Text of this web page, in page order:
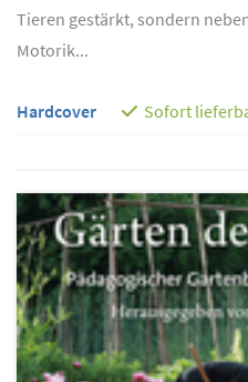
Tieren gestärkt, sondern
Motorik...
Hardcover Sofort